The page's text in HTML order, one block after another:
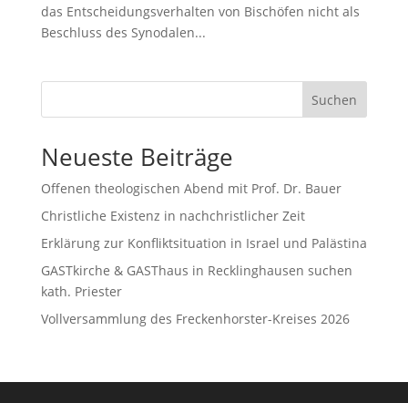
das Entscheidungsverhalten von Bischöfen nicht als
Beschluss des Synodalen...
Suchen
Neueste Beiträge
Offenen theologischen Abend mit Prof. Dr. Bauer
Christliche Existenz in nachchristlicher Zeit
Erklärung zur Konfliktsituation in Israel und Palästina
GASTkirche & GASThaus in Recklinghausen suchen
kath. Priester
Vollversammlung des Freckenhorster-Kreises 2026